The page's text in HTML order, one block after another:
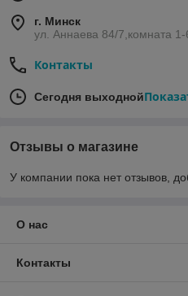
г. Минск
ул. Аннаева 84/7,комната
Контакты
Сегодня выходной
Отзывы о магазине
У компании пока нет отзывов,
О нас
Контакты